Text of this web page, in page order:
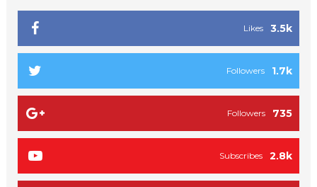
3.5k
Likes
1.7k
Followers
735
Followers
2.8k
Subscribes